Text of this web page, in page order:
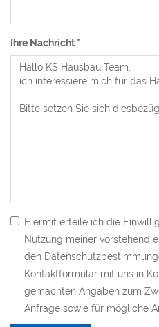
Ihre Nachricht *
Hiermit erteile ich die
Nutzung meiner vorstehend
den
Kontaktformular mit uns in
gemachten Angaben zum
Anfrage sowie für mögliche